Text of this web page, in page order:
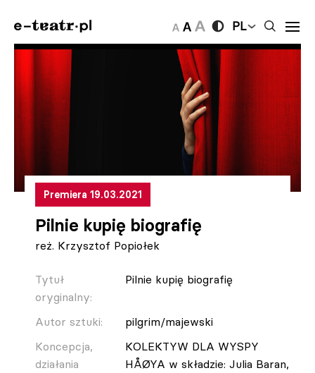
PL
Premiera 19.03.2021
Pilnie kupię biografię
reż. Krzysztof Popiołek
Tytuł
oryginalny:
Pilnie kupię biografię
Autor sztuki:
pilgrim/majewski
Koncepcja,
działania
KOLEKTYW DLA WYSPY
HÅØYA w składzie: Julia Baran,